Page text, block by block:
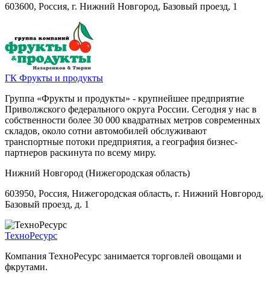
603600, Россия, г. Нижний Новгород, Базовый проезд, 1
ГК Фрукты и продукты
Группа «Фрукты и продукты» - крупнейшее предприятие
Приволжского федерального округа России. Сегодня у нас в
собственности более 30 000 квадратных метров современных
складов, около сотни автомобилей обслуживают
транспортные потоки предприятия, а география бизнес-
партнеров раскинута по всему миру.
Нижний Новгород (Нижегородская область)
603950, Россия, Нижегородская область, г. Нижний Новгород,
Базовый проезд, д. 1
ТехноРесурс
Компания ТехноРесурс занимается торговлей овощами и
фкрутами.